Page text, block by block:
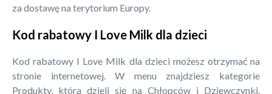
za dostawę na terytorium Europy.
Kod rabatowy I Love Milk dla dzieci
Kod rabatowy I Love Milk dla dzieci możesz otrzymać na
stronie internetowej. W menu znajdziesz kategorie
Produkty, która dzieli się na Chłopców i Dziewczynki.